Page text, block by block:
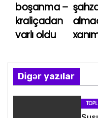
a
z
n
a
boşanma –
kraliçadan
varlı oldu
Digər yazılar